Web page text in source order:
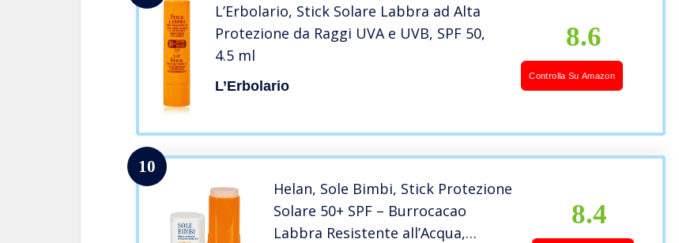
L’Erbolario, Stick Solare Labbra ad Alta
Protezione da Raggi UVA e UVB, SPF 50,
4.5 ml
L’Erbolario
8.6
Controlla Su Amazon
10
Helan, Sole Bimbi, Stick Protezione
Solare 50+ SPF – Burrocacao
Labbra Resistente all’Acqua,
8.4